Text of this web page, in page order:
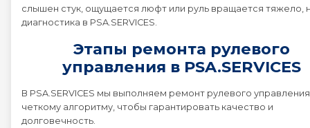
слышен стук, ощущается люфт или руль вращается тяжело,
диагностика в PSA.SERVICES.
Этапы ремонта рулевого
управления в PSA.SERVICES
В PSA.SERVICES мы выполняем ремонт рулевого
четкому алгоритму, чтобы гарантировать качество и
долговечность.